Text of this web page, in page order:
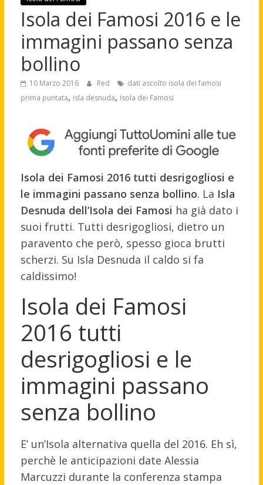
Isola dei Famosi 2016 e le
immagini passano senza
bollino
10 Marzo 2016 Red
dati ascolto isola dei famosi
prima puntata, isla desnuda, Isola dei Famosi
Isola dei Famosi 2016 tutti desrigogliosi e
le immagini passano senza bollino. La Isla
Desnuda dell’Isola dei Famosi ha già dato i
suoi frutti. Tutti desrigogliosi, dietro un
paravento che però, spesso gioca brutti
scherzi. Su Isla Desnuda il caldo si fa
caldissimo!
Isola dei Famosi
2016 tutti
desrigogliosi e le
immagini passano
senza bollino
E’ un’Isola alternativa quella del 2016. Eh sì,
perchè le anticipazioni date Alessia
Marcuzzi durante la conferenza stampa